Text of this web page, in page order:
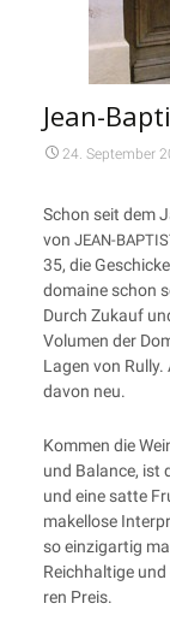
Jean-
24. September
Schon seit dem
von JEAN-
35, die
do­maine schon
Durch Zukauf
Volu­men der
Lagen von
davon neu.
Kom­men die
und Balan­ce, ist
und eine sat­te
makel­lo­se
so ein­zig­ar­tig
Reich­hal­ti­ge
ren Preis.